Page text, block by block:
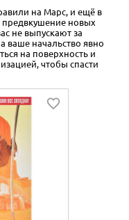
на Марс, и ещё в
предвкушение новых
не выпускают за
ваше начальство явно
на поверхность и
чтобы спасти